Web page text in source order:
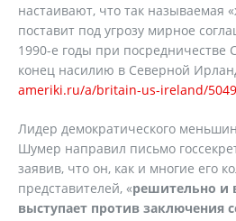
настаивают, что так называемая
поставит под угрозу мирное
1990-е годы при
конец насилию в Северной
ameriki.ru/a/britain-us-ireland/
Лидер демократического
Шумер направил письмо
заявив, что он, как и многие его
представителей, «решительно и
выступает против заключения